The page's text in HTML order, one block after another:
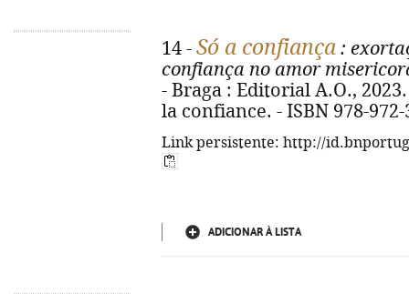
14 - Só a confiança :
confiança no amor
- Braga : Editorial A.O.,
la confiance. - ISBN 978-972-
Link persistente: http://
ADICIONAR À LISTA